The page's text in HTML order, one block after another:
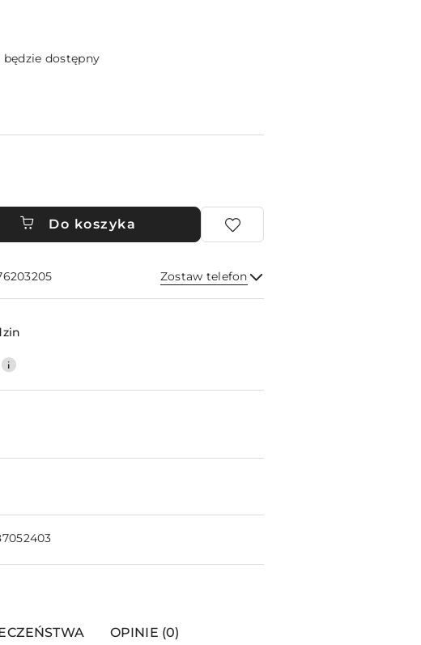
dostępny
Do koszyka
Zostaw telefon
Wyślij
OPINIE (0)